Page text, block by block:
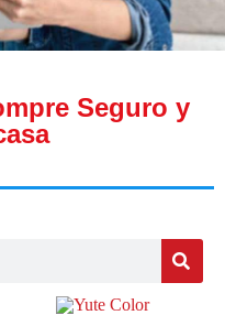
Seguro y